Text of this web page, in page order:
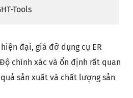
Tools
đại, giá đỡ dụng cụ ER
chính xác và ổn định rất quan
sản xuất và chất lượng sản